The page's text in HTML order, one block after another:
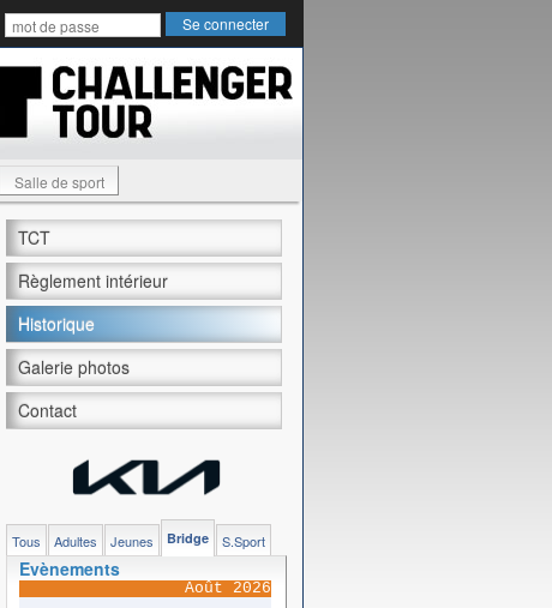
Salle de sport
TCT
Règlement intérieur
Historique
Galerie photos
Contact
Tous Adultes Jeunes Bridge S.Sport
Evènements
Août 2026